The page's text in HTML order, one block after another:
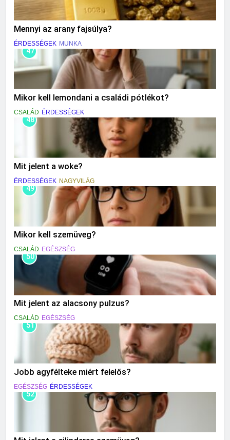
Mennyi az arany fajsúlya?
ÉRDESSÉGEK MUNKA
47
Mikor kell lemondani a családi pótlékot?
CSALÁD ÉRDESSÉGEK
48
Mit jelent a woke?
ÉRDESSÉGEK NAGYVILÁG
49
Mikor kell szemüveg?
CSALÁD EGÉSZSÉG
50
Mit jelent az alacsony pulzus?
CSALÁD EGÉSZSÉG
51
Jobb agyfélteke miért felelős?
EGÉSZSÉG ÉRDESSÉGEK
52